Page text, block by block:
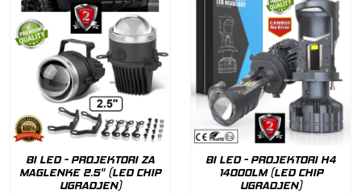
BI LED - PROJEKTORI ZA
MAGLENKE 2.5" (LED CHIP
UGRADJEN)
BI LED - PROJEKTORI H4
14000LM (LED CHIP
UGRADJEN)